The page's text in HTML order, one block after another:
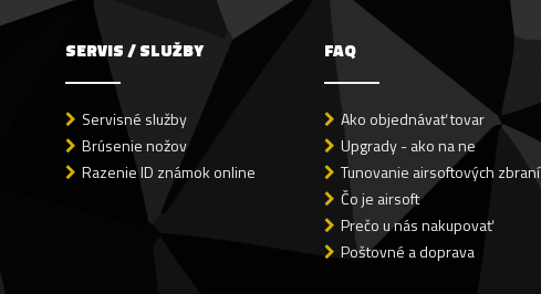
SERVIS / SLUŽBY
Servisné služby
Brúsenie nožov
Razenie ID známok online
FAQ
Ako objednávať tovar
Upgrady - ako na ne
Tunovanie airsoftových zbraní
Čo je airsoft
Prečo u nás nakupovať
Poštovné a doprava